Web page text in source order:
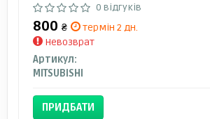
0 відгуків
800 ₴
термін 2 дн.
Невозврат
Артикул:
MITSUBISHI
ПРИДБАТИ